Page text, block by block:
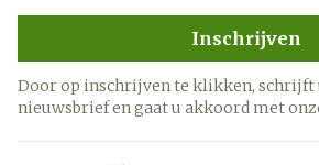
Inschrijven
Door op inschrijven te klikken, schrijft
nieuwsbrief en gaat u akkoord met